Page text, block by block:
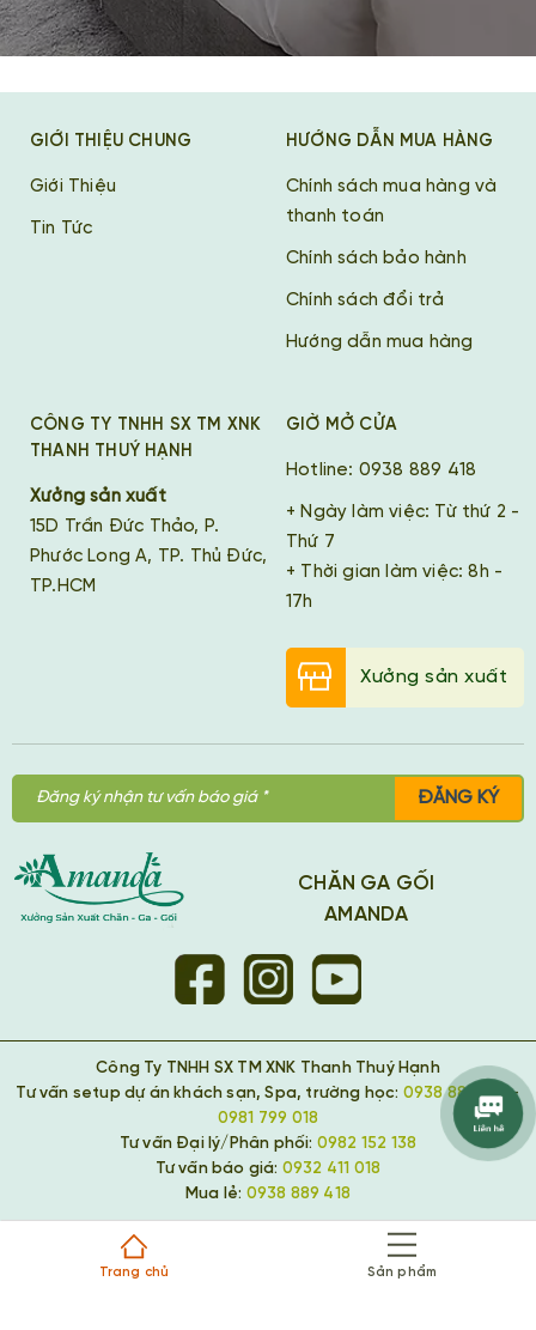
Trang chủ Sản phẩm
GIỚI THIỆU CHUNG
Giới Thiệu
Tin Tức
HƯỚNG DẪN MUA HÀNG
Chính sách mua hàng và
thanh toán
Chính sách bảo hành
Chính sách đổi trả
Hướng dẫn mua hàng
CÔNG TY TNHH SX TM XNK
THANH THUÝ HẠNH
Xưởng sản xuất
15D Trần Đức Thảo, P.
Phước Long A, TP. Thủ Đức,
TP.HCM
GIỜ MỞ CỬA
Hotline: 0938 889 418
+ Ngày làm việc: Từ thứ 2 -
Thứ 7
+ Thời gian làm việc: 8h -
17h
Xưởng sản xuất
ĐĂNG KÝ
CHĂN GA GỐI
AMANDA
Công Ty TNHH SX TM XNK Thanh Thuý Hạnh
Tư vấn setup dự án khách sạn, Spa, trường học: 0938 889 418 -
0981 799 018
Tư vấn Đại lý/Phân phối: 0982 152 138
Tư vấn báo giá: 0932 411 018
Mua lẻ: 0938 889 418